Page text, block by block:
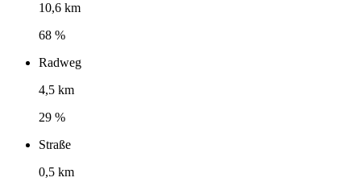
10,6 km
68 %
Radweg
4,5 km
29 %
Straße
0,5 km